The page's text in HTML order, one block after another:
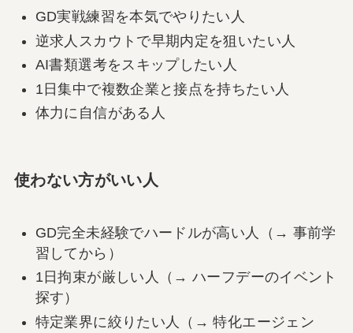
GD実戦練習を本気でやりたい人
逆求人スカウトで早期内定を狙いたい人
AI書類選考をスキップしたい人
1日集中で複数企業と接点を持ちたい人
体力に自信がある人
使わない方がいい人
GD完全未経験でハードルが高い人（→ 事前学
習してから）
1日拘束が厳しい人（→ ハーフデーのイベント
探す）
特定業界に絞りたい人（→ 特化エージェン